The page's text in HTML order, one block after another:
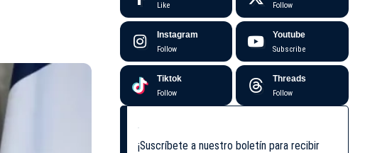
Like Follow
Instagram
Follow
Youtube
Subscribe
Tiktok
Follow
Threads
Follow
¡Suscríbete a nuestro boletín para recibir